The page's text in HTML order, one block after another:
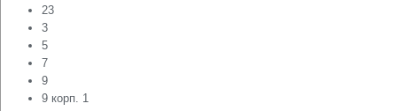
23
3
5
7
9
9 корп. 1